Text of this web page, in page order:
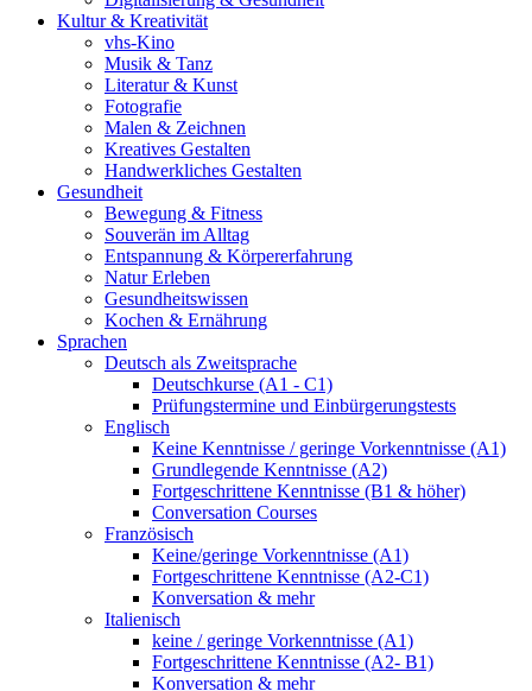
Kultur & Kreativität
vhs-Kino
Musik & Tanz
Literatur & Kunst
Fotografie
Malen & Zeichnen
Kreatives Gestalten
Handwerkliches Gestalten
Gesundheit
Bewegung & Fitness
Souverän im Alltag
Entspannung & Körpererfahrung
Natur Erleben
Gesundheitswissen
Kochen & Ernährung
Sprachen
Deutsch als Zweitsprache
Deutschkurse (A1 - C1)
Prüfungstermine und Einbürgerungstests
Englisch
Keine Kenntnisse / geringe Vorkenntnisse (A1)
Grundlegende Kenntnisse (A2)
Fortgeschrittene Kenntnisse (B1 & höher)
Conversation Courses
Französisch
Keine/geringe Vorkenntnisse (A1)
Fortgeschrittene Kenntnisse (A2-C1)
Konversation & mehr
Italienisch
keine / geringe Vorkenntnisse (A1)
Fortgeschrittene Kenntnisse (A2- B1)
Konversation & mehr